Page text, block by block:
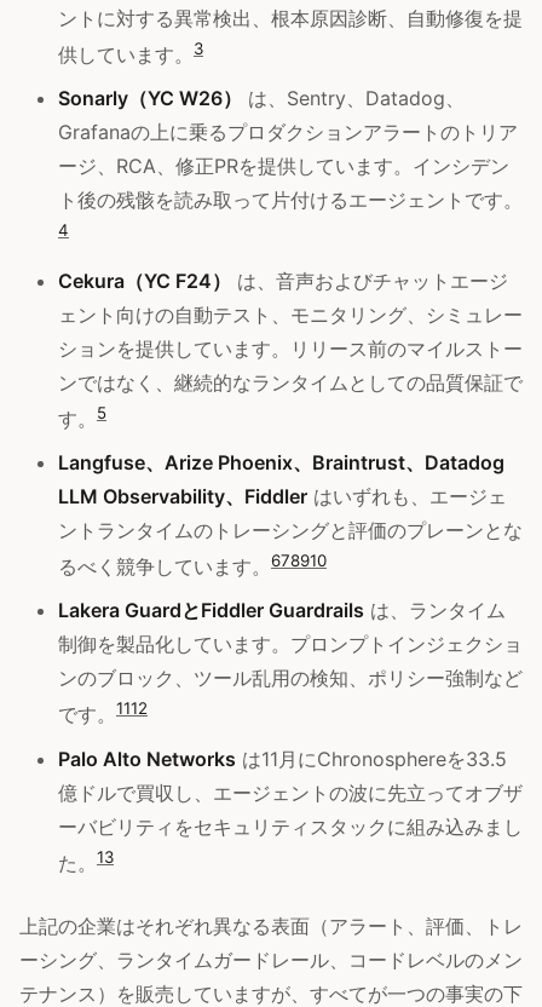
ントに対する異常検出、根本原因診断、自動修復を提
供しています。
3
Sonarly（YC W26）
は、Sentry、Datadog、
Grafanaの上に乗るプロダクションアラートのトリア
ージ、RCA、修正PRを提供しています。インシデン
ト後の残骸を読み取って片付けるエージェントです。
4
Cekura（YC F24）
は、音声およびチャットエージ
ェント向けの自動テスト、モニタリング、シミュレー
ションを提供しています。リリース前のマイルストー
ンではなく、継続的なランタイムとしての品質保証で
す。
5
Langfuse、Arize Phoenix、Braintrust、Datadog
LLM Observability、Fiddler はいずれも、エージェ
ントランタイムのトレーシングと評価のプレーンとな
るべく競争しています。
678910
Lakera GuardとFiddler Guardrails は、ランタイム
制御を製品化しています。プロンプトインジェクショ
ンのブロック、ツール乱用の検知、ポリシー強制など
です。
1112
Palo Alto Networks は11月にChronosphereを33.5
億ドルで買収し、エージェントの波に先立ってオブザ
ーバビリティをセキュリティスタックに組み込みまし
た。
13
上記の企業はそれぞれ異なる表面（アラート、評価、トレ
ーシング、ランタイムガードレール、コードレベルのメン
テナンス）を販売していますが、すべてが一つの事実の下